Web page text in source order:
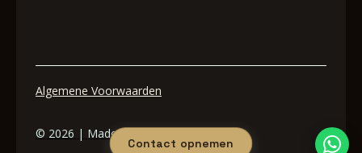
© 2026 | Made by Digital Raise
Algemene Voorwaarden
Contact opnemen